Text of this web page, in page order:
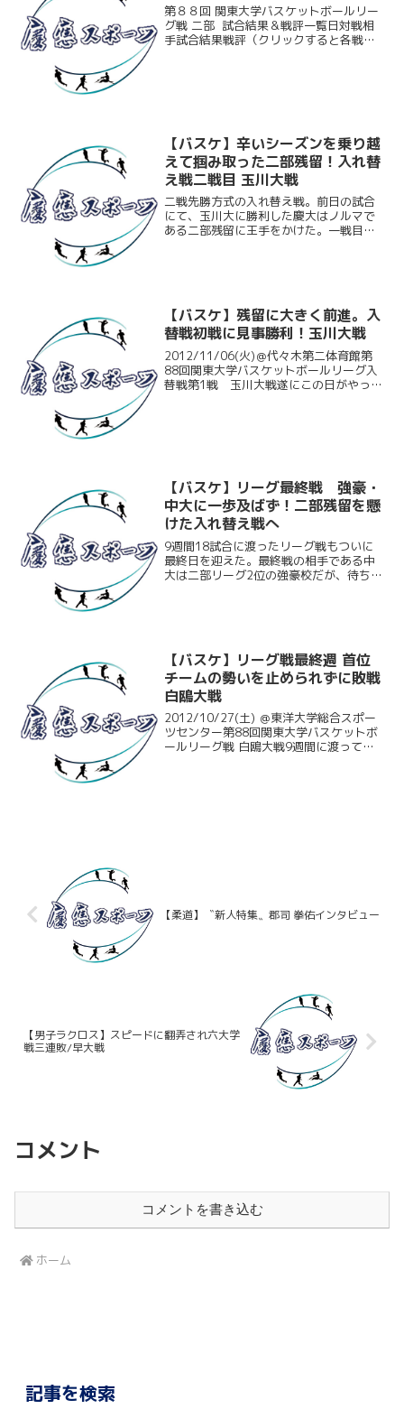
第８８回 関東大学バスケットボールリー
グ戦 二部 試合結果＆戦評一覧日対戦相
手試合結果戦評（クリックすると各戦評
【バスケ】辛いシーズンを乗り越
えて掴み取った二部残留！入れ替
え戦二戦目 玉川大戦
二戦先勝方式の入れ替え戦。前日の試合
にて、玉川大に勝利した慶大はノルマで
ある二部残留に王手をかけた。一戦目は
【バスケ】残留に大きく前進。入
替戦初戦に見事勝利！玉川大戦
2012/11/06(火)＠代々木第二体育館第
88回関東大学バスケットボールリーグ入
替戦第1戦 玉川大戦遂にこの日がやって
【バスケ】リーグ最終戦 強豪・
中大に一歩及ばず！二部残留を懸
けた入れ替え戦へ
9週間18試合に渡ったリーグ戦もついに
最終日を迎えた。最終戦の相手である中
大は二部リーグ2位の強豪校だが、待ち受
【バスケ】リーグ戦最終週 首位
チームの勢いを止められずに敗戦
白鴎大戦
2012/10/27(土) ＠東洋大学総合スポー
ツセンター第88回関東大学バスケットボ
ールリーグ戦 白鴎大戦9週間に渡って行
【柔道】〝新人特集〟郡司 拳佑インタビュー
【男子ラクロス】スピードに翻弄され六大学
戦三連敗/早大戦
コメント
コメントを書き込む
ホーム
記事を検索